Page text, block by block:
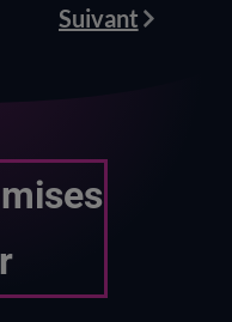
SuivantSuivant